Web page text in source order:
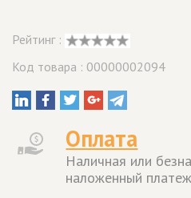
Рейтинг :
Код товара : 00000002094
Оплата
Наличная или
наложенный платеж